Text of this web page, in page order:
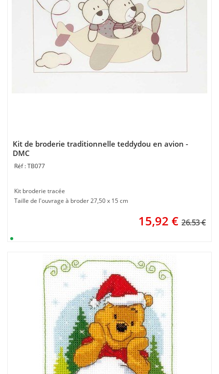
Kit de broderie traditionnelle teddydou en avion -
DMC
TB077
Kit broderie tracée
Taille de l'ouvrage à broder 27,50 x 15 cm
15,92 € 26.53 €